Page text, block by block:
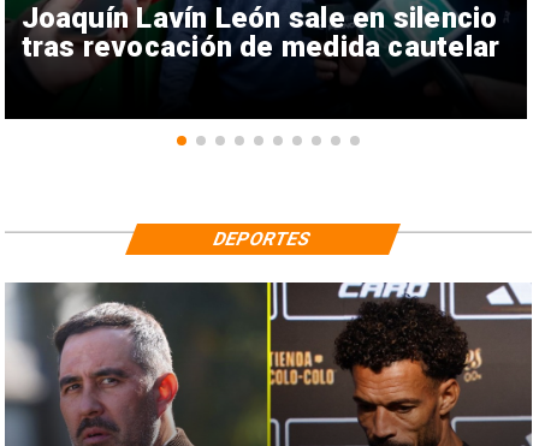
Joaquín Lavín León sale en silencio
tras revocación de medida cautelar
DEPORTES